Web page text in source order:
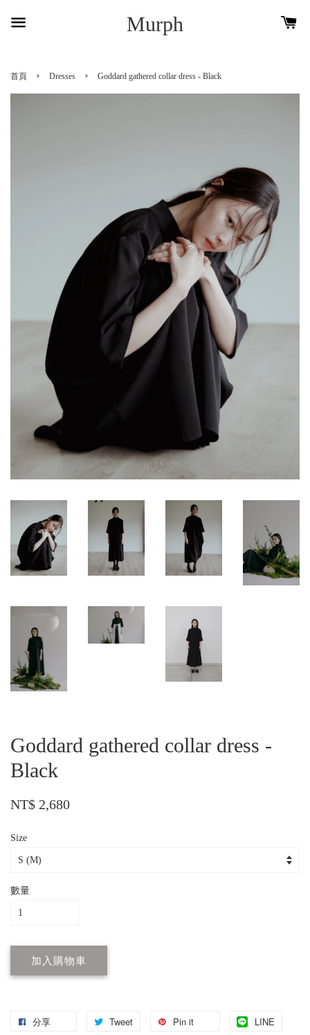
Murph
首頁 › Dresses › Goddard gathered collar dress - Black
Goddard gathered collar dress -
Black
NT$ 2,680
Size
數量
加入購物車
分享 Tweet Pin it LINE